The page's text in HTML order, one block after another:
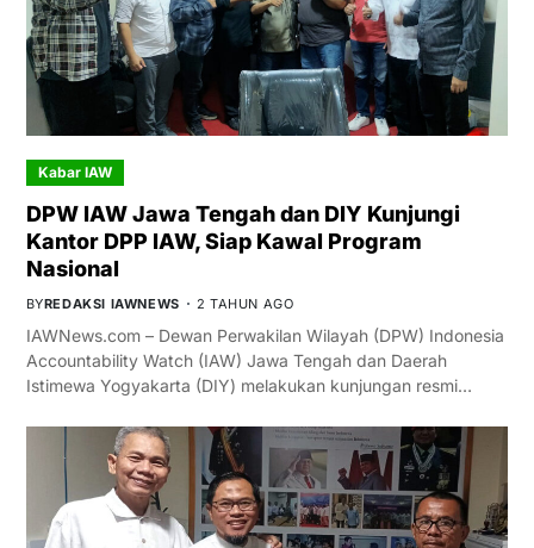
Kabar IAW
DPW IAW Jawa Tengah dan DIY Kunjungi
Kantor DPP IAW, Siap Kawal Program
Nasional
BYREDAKSI IAWNEWS 2 TAHUN AGO
IAWNews.com – Dewan Perwakilan Wilayah (DPW) Indonesia
Accountability Watch (IAW) Jawa Tengah dan Daerah
Istimewa Yogyakarta (DIY) melakukan kunjungan resmi…